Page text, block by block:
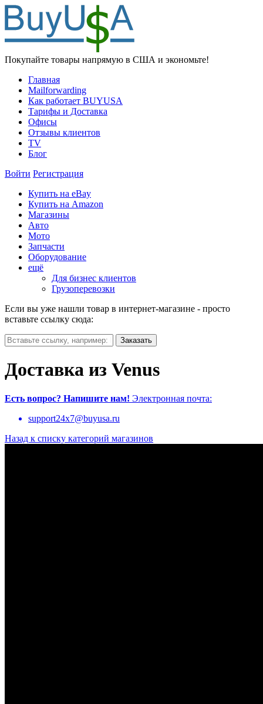
Покупайте товары напрямую в США и экономьте!
Главная
Mailforwarding
Как работает BUYUSA
Тарифы и Доставка
Офисы
Отзывы клиентов
TV
Блог
Войти Регистрация
Купить на eBay
Купить на Amazon
Магазины
Авто
Мото
Запчасти
Оборудование
ещё
Для бизнес клиентов
Грузоперевозки
Если вы уже нашли товар в интернет-магазине - просто
вставьте ссылку сюда:
Доставка из Venus
Есть вопрос? Напишите нам! Электронная почта:
support24x7@buyusa.ru
Назад к списку категорий магазинов